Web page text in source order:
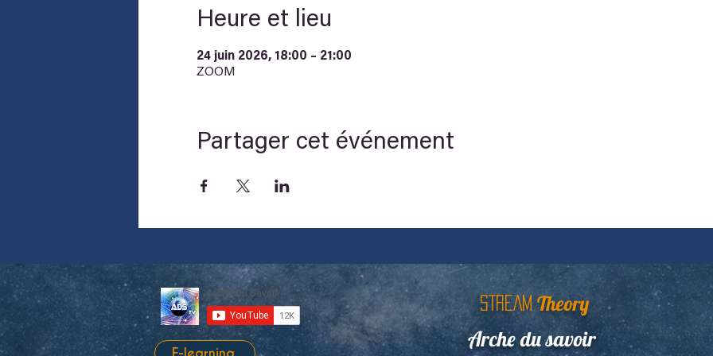
Heure et lieu
24 juin 2026, 18:00 – 21:00
ZOOM
Partager cet événement
STREAM Theory
Arche du savoir